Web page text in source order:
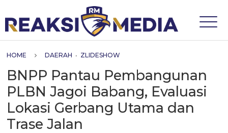
HOME DAERAH • ZLIDESHOW
BNPP Pantau Pembangunan
PLBN Jagoi Babang, Evaluasi
Lokasi Gerbang Utama dan
Trase Jalan